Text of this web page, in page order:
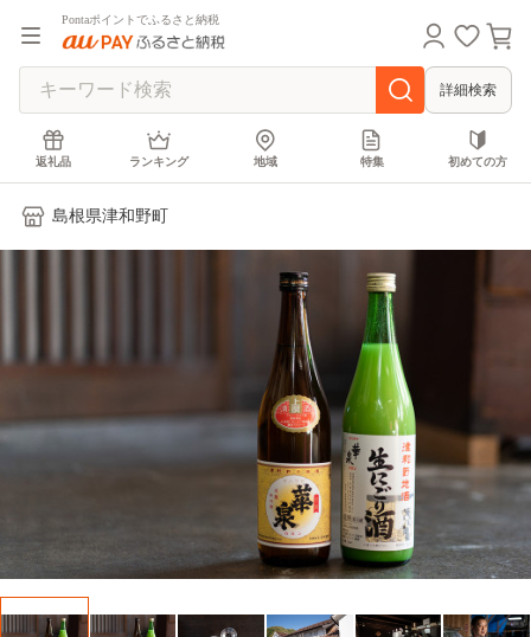
Pontaポイントでふるさと納税
詳細検索
返礼品 ランキング 地域 特集 初めての方
島根県津和野町